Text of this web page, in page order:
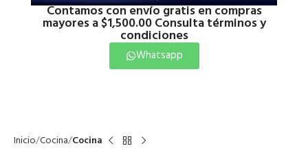
Contamos con envío gratis en compras
mayores a $1,500.00 Consulta términos y
condiciones
Whatsapp
Inicio Cocina Cocina